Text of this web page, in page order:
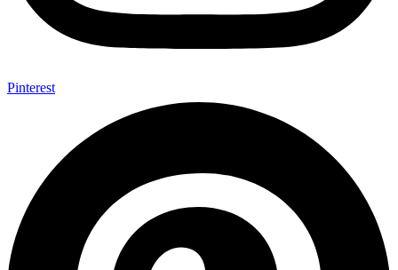
Pinterest